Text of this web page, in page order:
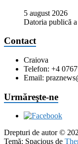
5 august 2026
Datoria publică
Contact
Craiova
Telefon: +4
Email:
Urmăreşte-ne
Drepturi de autor ©
Temă: Spacious de